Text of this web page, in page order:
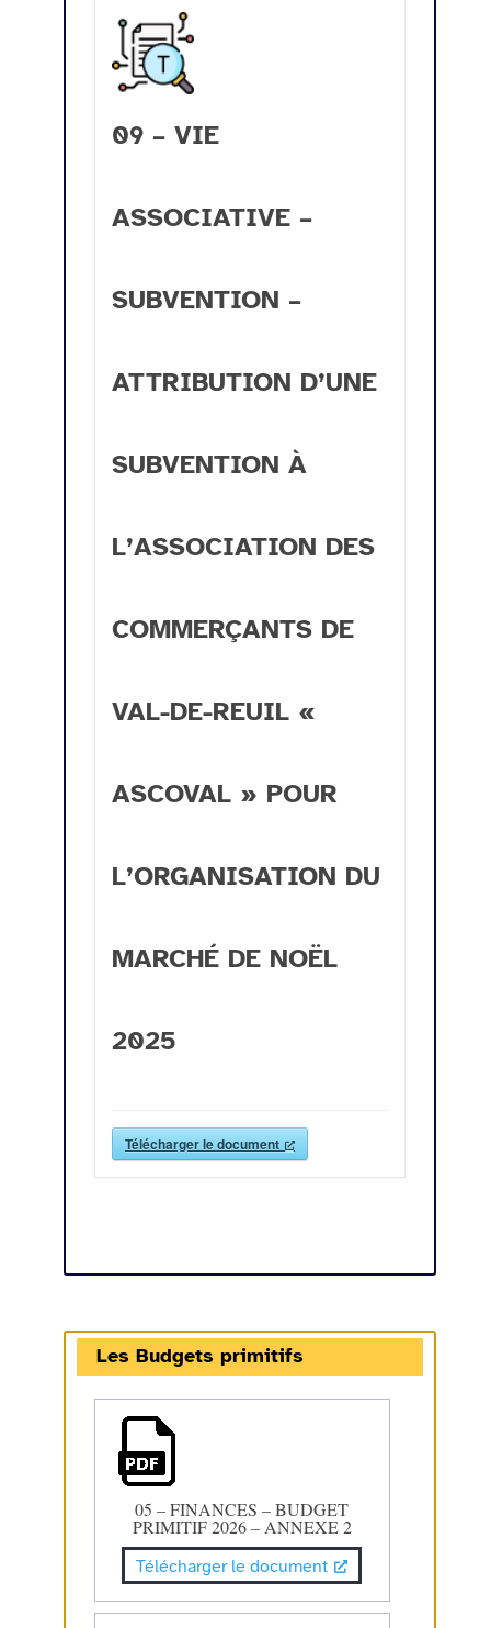
09 – VIE
ASSOCIATIVE –
SUBVENTION –
ATTRIBUTION D’UNE
SUBVENTION À
L’ASSOCIATION DES
COMMERÇANTS DE
VAL-DE-REUIL «
ASCOVAL » POUR
L’ORGANISATION DU
MARCHÉ DE NOËL
2025
Télécharger le document
Les Budgets primitifs
05 – FINANCES – BUDGET
PRIMITIF 2026 – ANNEXE 2
Télécharger le document